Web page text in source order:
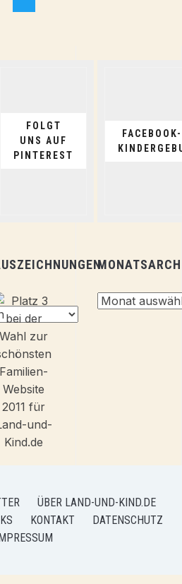
FOLGT
UNS AUF
PINTEREST
Monatsarchiv
ÜBER LAND-UND-KIND.DE
KONTAKT
DATENSCHUTZ